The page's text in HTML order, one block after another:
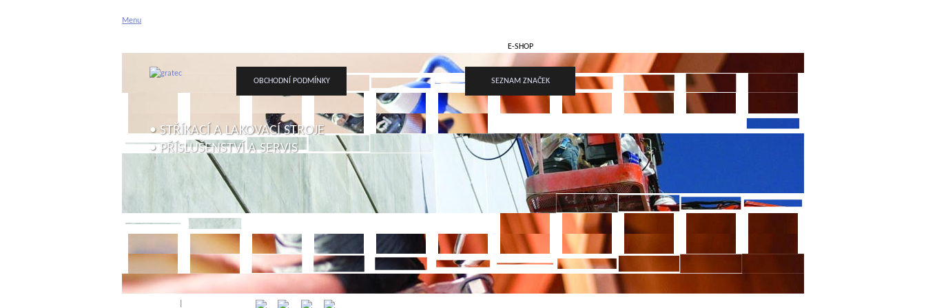
Menu
OBCHODNÍ PODMÍNKY
E-SHOP
SEZNAM ZNAČEK
• STŘÍKACÍ A LAKOVACÍ STROJE
• PŘÍSLUŠENSTVÍ A SERVIS
10